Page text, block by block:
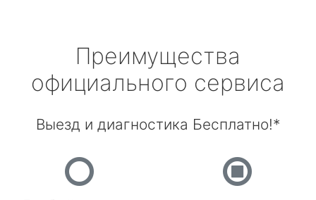
Преимущества
официального сервиса
Выезд и диагностика Бесплатно!*